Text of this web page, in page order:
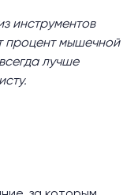
инструментов
процент мышечной
лучше